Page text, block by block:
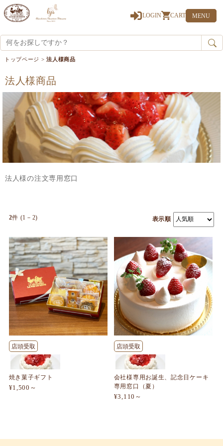
LOGIN CART
MENU
トップページ >法人様商品
法人様商品
法人様の注文専用窓口
2件 (1－2) 表示順
店頭受取
焼き菓子ギフト
¥1,500～
店頭受取
会社様専用お誕生、記念日ケーキ
専用窓口（夏）
¥3,110～